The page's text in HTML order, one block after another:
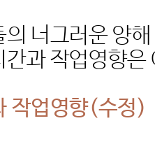
너그러운 양
과 작업영향
작업영향(수정)